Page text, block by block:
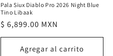
Pala Siux Diablo Pro 2026 Night Blue
Tino Libaak
Precio
habitual
$ 6,899.00 MXN
Agregar al carrito